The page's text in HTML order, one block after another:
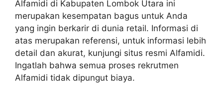
Alfamidi di Kabupaten Lombok Utara ini
merupakan kesempatan bagus untuk Anda
yang ingin berkarir di dunia retail. Informasi di
atas merupakan referensi, untuk informasi lebih
detail dan akurat, kunjungi situs resmi Alfamidi.
Ingatlah bahwa semua proses rekrutmen
Alfamidi tidak dipungut biaya.